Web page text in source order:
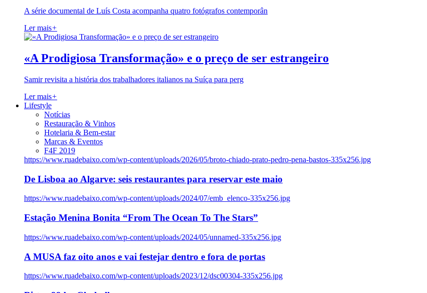
A série documental de Luís Costa acompanha quatro fotógrafos contemporân
Ler mais+
«A Prodigiosa Transformação» e o preço de ser estrangeiro
Samir revisita a história dos trabalhadores italianos na Suíça para perg
Ler mais+
Lifestyle
Notícias
Restauração & Vinhos
Hotelaria & Bem-estar
Marcas & Eventos
F4F 2019
https://www.ruadebaixo.com/wp-content/uploads/2026/05/broto-chiado-prato-pedro-pena-bastos-335x256.jpg
De Lisboa ao Algarve: seis restaurantes para reservar este maio
https://www.ruadebaixo.com/wp-content/uploads/2024/07/emb_elenco-335x256.jpg
Estação Menina Bonita “From The Ocean To The Stars”
https://www.ruadebaixo.com/wp-content/uploads/2024/05/unnamed-335x256.jpg
A MUSA faz oito anos e vai festejar dentro e fora de portas
https://www.ruadebaixo.com/wp-content/uploads/2023/12/dsc00304-335x256.jpg